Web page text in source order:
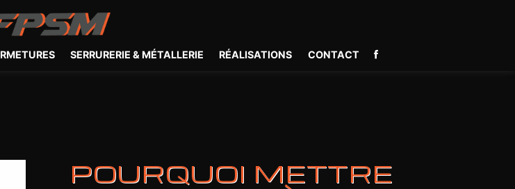
SERRURERIE & MÉTALLERIE RÉALISATIONS CONTACT
POURQUOI METTRE